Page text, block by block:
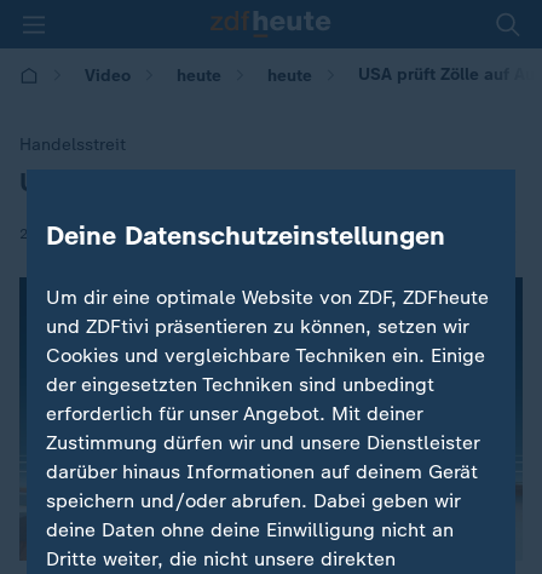
Video heute heute USA prüft Zölle auf
Handelsstreit
:USA prüft Zölle auf Autos
24.05.2018 | 07:09
Deine Datenschutzeinstellungen
Um dir eine optimale Website von ZDF, ZDFheute
und ZDFtivi präsentieren zu können, setzen wir
Cookies und vergleichbare Techniken ein. Einige
der eingesetzten Techniken sind unbedingt
erforderlich für unser Angebot. Mit deiner
Zustimmung dürfen wir und unsere Dienstleister
darüber hinaus Informationen auf deinem Gerät
speichern und/oder abrufen. Dabei geben wir
deine Daten ohne deine Einwilligung nicht an
Dritte weiter, die nicht unsere direkten